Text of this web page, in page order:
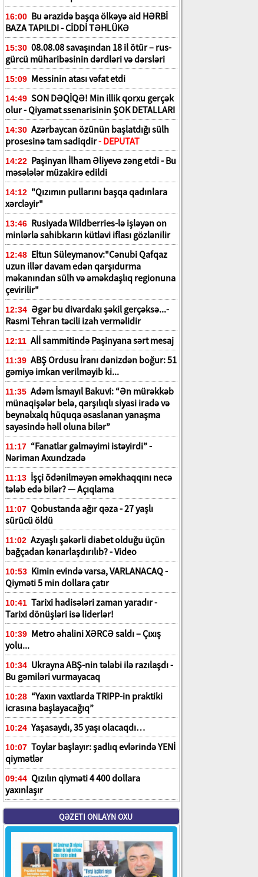
16:00 Bu ərazidə başqa ölkəyə aid HƏRBİ
BAZA TAPILDI - CİDDİ TƏHLÜKƏ
15:30 08.08.08 savaşından 18 il ötür – rus-
gürcü müharibəsinin dərdləri və dərsləri
15:09 Messinin atası vəfat etdi
14:49 SON DƏQİQƏ! Min illik qorxu gerçək
olur - Qiyamət ssenarisinin ŞOK DETALLARI
14:30 Azərbaycan özünün başlatdığı sülh
prosesinə tam sadiqdir- DEPUTAT
14:22 Paşinyan İlham Əliyevə zəng etdi - Bu
məsələlər müzakirə edildi
14:12 "Qızımın pullarını başqa qadınlara
xərcləyir"
13:46 Rusiyada Wildberries-lə işləyən on
minlərlə sahibkarın kütləvi iflası gözlənilir
12:48 Eltun Süleymanov:"Cənubi Qafqaz
uzun illər davam edən qarşıdurma
məkanından sülh və əməkdaşlıq regionuna
çevirilir"
12:34 Əgər bu divardakı şəkil gerçəksə...-
Rəsmi Tehran təcili izah verməlidir
12:11 Aİİ sammitində Paşinyana sərt mesaj
11:39 ABŞ Ordusu İranı dənizdən boğur: 51
gəmiyə imkan verilməyib ki...
11:35 Adəm İsmayıl Bakuvi: “Ən mürəkkəb
münaqişələr belə, qarşılıqlı siyasi iradə və
beynəlxalq hüquqa əsaslanan yanaşma
sayəsində həll oluna bilər”
11:17 “Fanatlar gəlməyimi istəyirdi” -
Nəriman Axundzadə
11:13 İşçi ödənilməyən əməkhaqqını necə
tələb edə bilər? — Açıqlama
11:07 Qobustanda ağır qəza - 27 yaşlı
sürücü öldü
11:02 Azyaşlı şəkərli diabet olduğu üçün
bağçadan kənarlaşdırılıb? - Video
10:53 Kimin evində varsa, VARLANACAQ -
Qiyməti 5 min dollara çatır
10:41 Tarixi hadisələri zaman yaradır -
Tarixi dönüşləri isə liderlər!
10:39 Metro əhalini XƏRCƏ saldı – Çıxış
yolu...
10:34 Ukrayna ABŞ-nin tələbi ilə razılaşdı -
Bu gəmiləri vurmayacaq
10:28 “Yaxın vaxtlarda TRIPP-in praktiki
icrasına başlayacağıq”
10:24 Yaşasaydı, 35 yaşı olacaqdı…
10:07 Toylar başlayır: şadlıq evlərində YENİ
qiymətlər
09:44 Qızılın qiyməti 4 400 dollara
yaxınlaşır
QƏZETI ONLAYN OXU